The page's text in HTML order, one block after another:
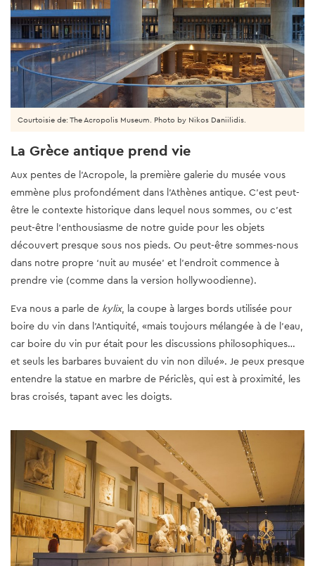
Courtoisie de: The Acropolis Museum. Photo by Nikos Daniilidis.
La Grèce antique prend vie
Aux pentes de l’Acropole, la première galerie du musée vous
emmène plus profondément dans l’Athènes antique. C’est peut-
être le contexte historique dans lequel nous sommes, ou c’est
peut-être l’enthousiasme de notre guide pour les objets
découvert presque sous nos pieds. Ou peut-être sommes-nous
dans notre propre ‘nuit au musée’ et l'endroit commence à
prendre vie (comme dans la version hollywoodienne).
Eva nous a parle de kylix, la coupe à larges bords utilisée pour
boire du vin dans l'Antiquité, «mais toujours mélangée à de l'eau,
car boire du vin pur était pour les discussions philosophiques…
et seuls les barbares buvaient du vin non dilué». Je peux presque
entendre la statue en marbre de Périclès, qui est à proximité, les
bras croisés, tapant avec les doigts.